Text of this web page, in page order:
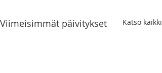
Viimeisimmät päivitykset Katso kaikki